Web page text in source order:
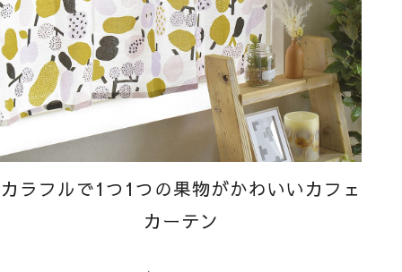
カラフルで1つ1つの果物がかわいいカフェ
カーテン